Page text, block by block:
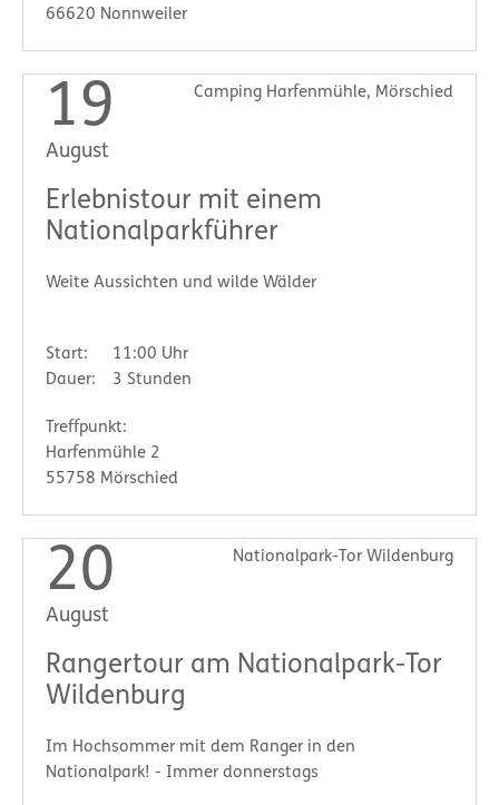
66620 Nonnweiler
19
August
Camping Harfenmühle, Mörschied
Erlebnistour mit einem
Nationalparkführer
Weite Aussichten und wilde Wälder
Start:
11:00 Uhr
Dauer:
3 Stunden
Treffpunkt:
Harfenmühle 2
55758 Mörschied
20
August
Nationalpark-Tor Wildenburg
Rangertour am Nationalpark-Tor
Wildenburg
Im Hochsommer mit dem Ranger in den
Nationalpark! - Immer donnerstags